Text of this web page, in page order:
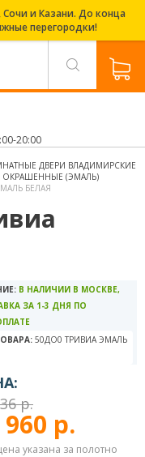
и Казани. До конца
перегородки!
20:00
ДВЕРИ ВЛАДИМИРСКИЕ
ОКРАШЕННЫЕ (ЭМАЛЬ)
БЕЛАЯ
В НАЛИЧИИ В МОСКВЕ,
ЗА 1-3 ДНЯ ПО
50ДО0 ТРИВИА ЭМАЛЬ
р.
960 р.
указана за полотно